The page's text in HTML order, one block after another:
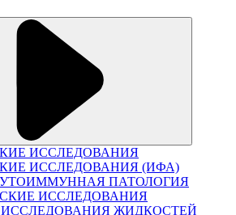
ИССЛЕДОВАНИЯ
ИССЛЕДОВАНИЯ (ИФА)
ПАТОЛОГИЯ
ИССЛЕДОВАНИЯ
ЖИДКОСТЕЙ